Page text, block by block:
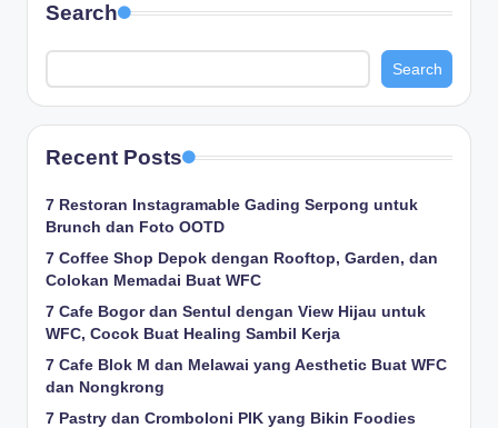
Search
Search
Recent Posts
7 Restoran Instagramable Gading Serpong untuk
Brunch dan Foto OOTD
7 Coffee Shop Depok dengan Rooftop, Garden, dan
Colokan Memadai Buat WFC
7 Cafe Bogor dan Sentul dengan View Hijau untuk
WFC, Cocok Buat Healing Sambil Kerja
7 Cafe Blok M dan Melawai yang Aesthetic Buat WFC
dan Nongkrong
7 Pastry dan Cromboloni PIK yang Bikin Foodies